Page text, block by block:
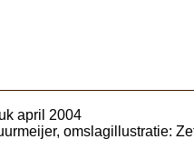
april 2004
omslagillustratie: